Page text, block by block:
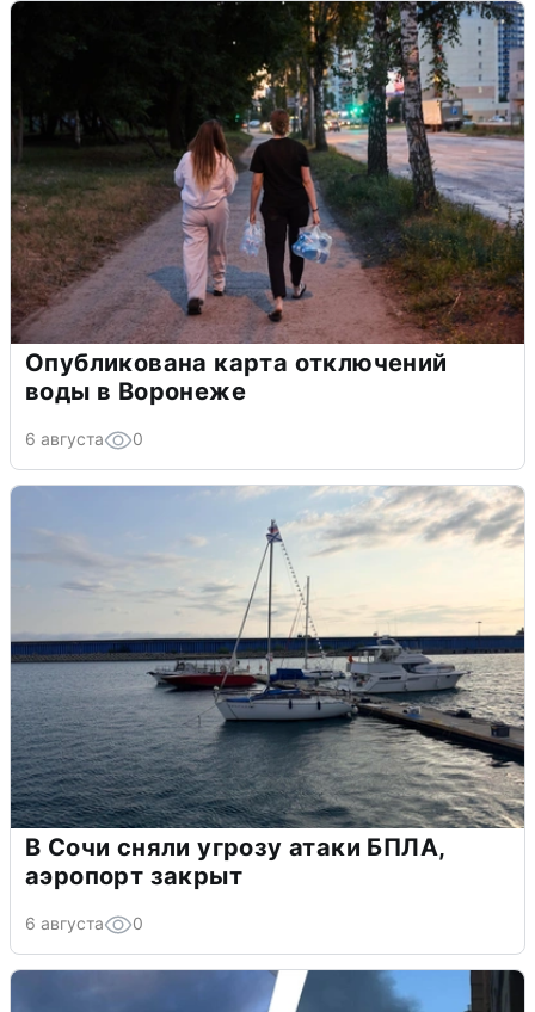
Опубликована карта отключений
воды в Воронеже
6 августа 0
В Сочи сняли угрозу атаки БПЛА,
аэропорт закрыт
6 августа 0